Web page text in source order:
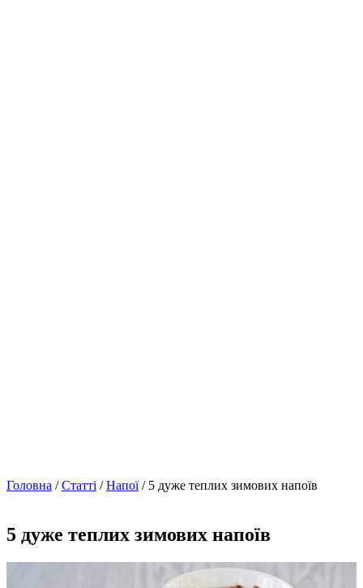
Головна /Статті /Напої/ 5 дуже теплих зимових напоїв
5 дуже теплих зимових напоїв